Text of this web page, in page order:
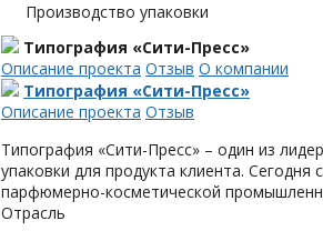
Производство упаковки
Типография «Сити-Пресс»
Описание проекта Отзыв О компании
Типография «Сити-Пресс»
Описание проекта Отзыв
Типография «Сити-Пресс» – один из
упаковки для продукта клиента.
парфюмерно-косметической
Отрасль